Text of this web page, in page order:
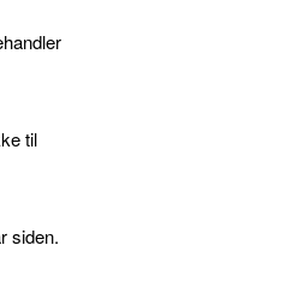
til
siden.